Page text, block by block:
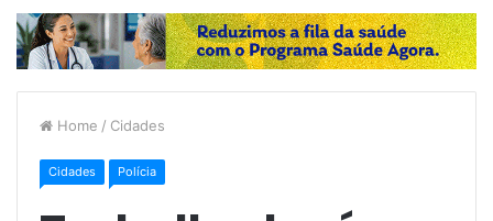
Home / Cidades
Cidades Polícia